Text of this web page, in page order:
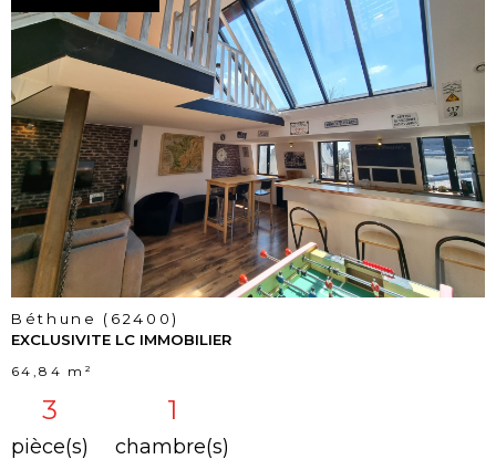
voir le
bien
Béthune (62400)
EXCLUSIVITE LC IMMOBILIER
64,84 m²
3
pièce(s)
1
chambre(s)